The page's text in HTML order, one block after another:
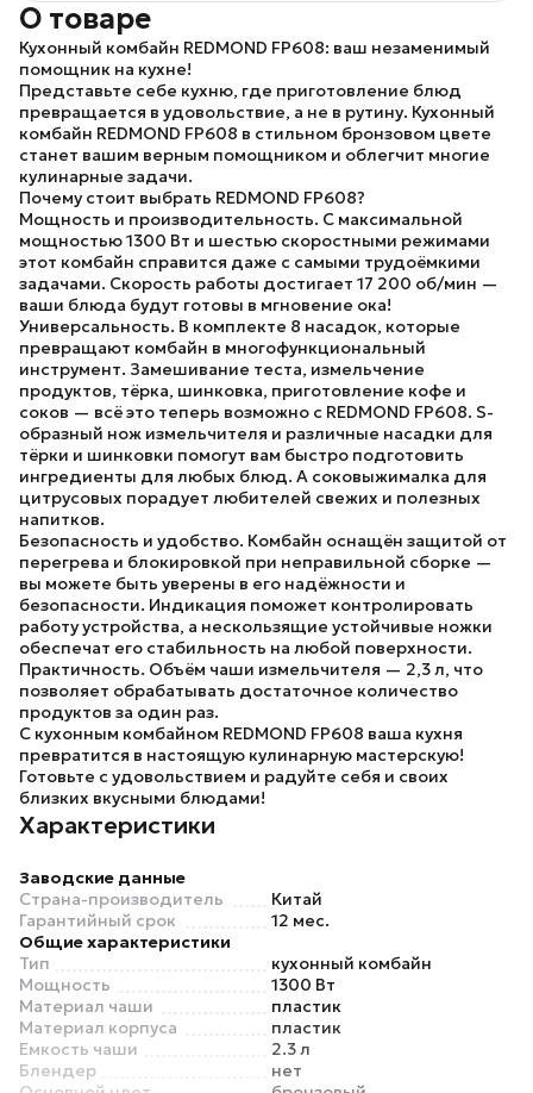
О товаре
Кухонный комбайн REDMOND FP608: ваш незаменимый
помощник на кухне!
Представьте себе кухню, где приготовление блюд
превращается в удовольствие, а не в рутину. Кухонный
комбайн REDMOND FP608 в стильном бронзовом цвете
станет вашим верным помощником и облегчит многие
кулинарные задачи.
Почему стоит выбрать REDMOND FP608?
Мощность и производительность. С максимальной
мощностью 1300 Вт и шестью скоростными режимами
этот комбайн справится даже с самыми трудоёмкими
задачами. Скорость работы достигает 17 200 об/мин —
ваши блюда будут готовы в мгновение ока!
Универсальность. В комплекте 8 насадок, которые
превращают комбайн в многофункциональный
инструмент. Замешивание теста, измельчение
продуктов, тёрка, шинковка, приготовление кофе и
соков — всё это теперь возможно с REDMOND FP608. S-
образный нож измельчителя и различные насадки для
тёрки и шинковки помогут вам быстро подготовить
ингредиенты для любых блюд. А соковыжималка для
цитрусовых порадует любителей свежих и полезных
напитков.
Безопасность и удобство. Комбайн оснащён защитой от
перегрева и блокировкой при неправильной сборке —
вы можете быть уверены в его надёжности и
безопасности. Индикация поможет контролировать
работу устройства, а нескользящие устойчивые ножки
обеспечат его стабильность на любой поверхности.
Практичность. Объём чаши измельчителя — 2,3 л, что
позволяет обрабатывать достаточное количество
продуктов за один раз.
С кухонным комбайном REDMOND FP608 ваша кухня
превратится в настоящую кулинарную мастерскую!
Готовьте с удовольствием и радуйте себя и своих
близких вкусными блюдами!
Характеристики
Заводские данные
Страна-производитель
Китай
Гарантийный срок
12 мес.
Общие характеристики
Тип
кухонный комбайн
Мощность
1300 Вт
Материал чаши
пластик
Материал корпуса
пластик
Емкость чаши
2.3 л
Блендер
нет